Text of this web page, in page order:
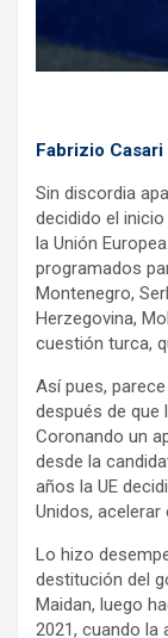
Fabrizio Casari
Sin discordia
decidido el
la Unión
programados
Montenegro,
Herzegovina,
cuestión turca,
Así pues,
después de que
Coronando un
desde la
años la UE
Unidos,
Lo hizo
destitución del
Maidan, luego
2021, cuando la